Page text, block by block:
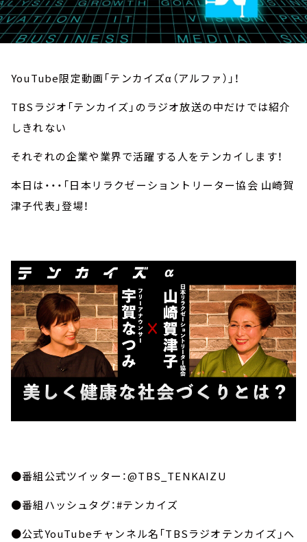
YouTube限定動画「テンカイズα（アルファ）」！
TBSラジオ「テンカイズ」のラジオ放送の中だけでは紹介
しきれない
それぞれの企業や業界で活躍する人をテンカイします！
本日は・・・「日本リラクゼーショントリーター協会 山崎賀
津子代表」登場！
●番組公式ツイッター：@TBS_TENKAIZU
●番組ハッシュタグ：#テンカイズ
●公式YouTubeチャンネル名「TBSラジオテンカイズ」へ